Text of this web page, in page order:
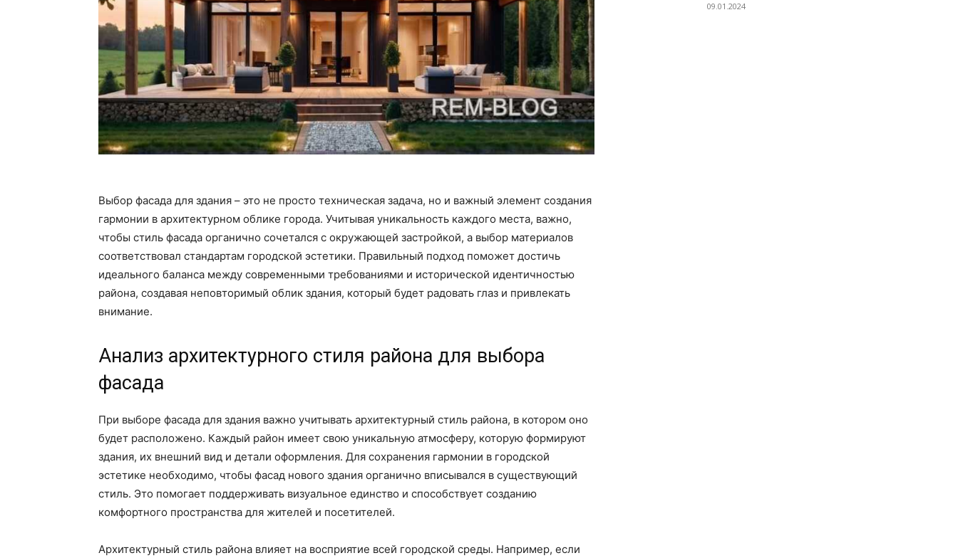
Выбор фасада для здания – это не просто техническая задача, но и важный элемент создания
гармонии в архитектурном облике города. Учитывая уникальность каждого места, важно,
чтобы стиль фасада органично сочетался с окружающей застройкой, а выбор материалов
соответствовал стандартам городской эстетики. Правильный подход поможет достичь
идеального баланса между современными требованиями и исторической идентичностью
района, создавая неповторимый облик здания, который будет радовать глаз и привлекать
внимание.
Анализ архитектурного стиля района для выбора
фасада
При выборе фасада для здания важно учитывать архитектурный стиль района, в котором оно
будет расположено. Каждый район имеет свою уникальную атмосферу, которую формируют
здания, их внешний вид и детали оформления. Для сохранения гармонии в городской
эстетике необходимо, чтобы фасад нового здания органично вписывался в существующий
стиль. Это помогает поддерживать визуальное единство и способствует созданию
комфортного пространства для жителей и посетителей.
Архитектурный стиль района влияет на восприятие всей городской среды. Например, если
09.01.2024